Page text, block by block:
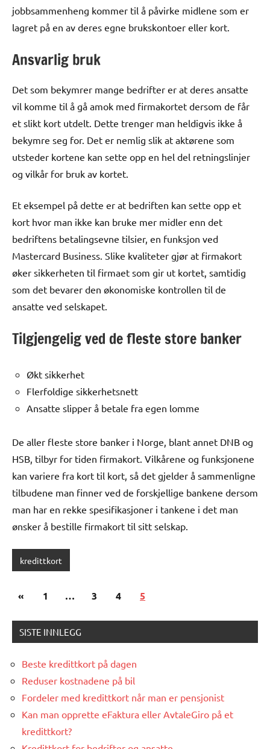
jobbsammenheng kommer til å påvirke midlene som er
lagret på en av deres egne brukskontoer eller kort.
Ansvarlig bruk
Det som bekymrer mange bedrifter er at deres ansatte
vil komme til å gå amok med firmakortet dersom de får
et slikt kort utdelt. Dette trenger man heldigvis ikke å
bekymre seg for. Det er nemlig slik at aktørene som
utsteder kortene kan sette opp en hel del retningslinjer
og vilkår for bruk av kortet.
Et eksempel på dette er at bedriften kan sette opp et
kort hvor man ikke kan bruke mer midler enn det
bedriftens betalingsevne tilsier, en funksjon ved
Mastercard Business. Slike kvaliteter gjør at firmakort
øker sikkerheten til firmaet som gir ut kortet, samtidig
som det bevarer den økonomiske kontrollen til de
ansatte ved selskapet.
Tilgjengelig ved de fleste store banker
Økt sikkerhet
Flerfoldige sikkerhetsnett
Ansatte slipper å betale fra egen lomme
De aller fleste store banker i Norge, blant annet DNB og
HSB, tilbyr for tiden firmakort. Vilkårene og funksjonene
kan variere fra kort til kort, så det gjelder å sammenligne
tilbudene man finner ved de forskjellige bankene dersom
man har en rekke spesifikasjoner i tankene i det man
ønsker å bestille firmakort til sitt selskap.
kredittkort
Posts
«Previous
1 … 3 4 5
SISTE INNLEGG
Beste kredittkort på dagen
Reduser kostnadene på bil
Fordeler med kredittkort når man er pensjonist
Kan man opprette eFaktura eller AvtaleGiro på et
kredittkort?